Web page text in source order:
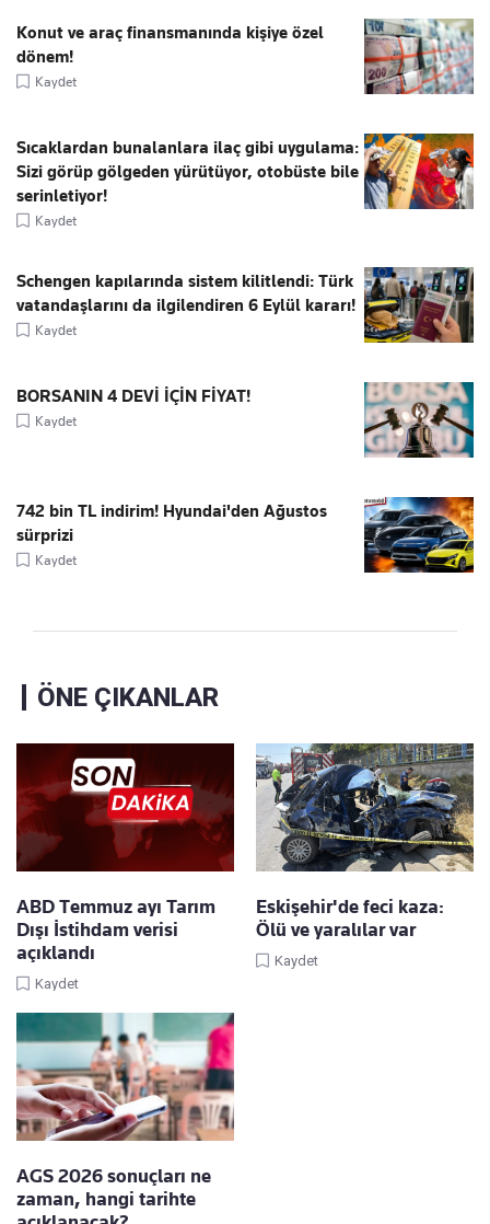
Konut ve araç finansmanında kişiye özel
dönem!
Kaydet
Sıcaklardan bunalanlara ilaç gibi uygulama:
Sizi görüp gölgeden yürütüyor, otobüste bile
serinletiyor!
Kaydet
Schengen kapılarında sistem kilitlendi: Türk
vatandaşlarını da ilgilendiren 6 Eylül kararı!
Kaydet
BORSANIN 4 DEVİ İÇİN FİYAT!
Kaydet
742 bin TL indirim! Hyundai'den Ağustos
sürprizi
Kaydet
ÖNE ÇIKANLAR
ABD Temmuz ayı Tarım
Dışı İstihdam verisi
açıklandı
Kaydet
Eskişehir'de feci kaza:
Ölü ve yaralılar var
Kaydet
AGS 2026 sonuçları ne
zaman, hangi tarihte